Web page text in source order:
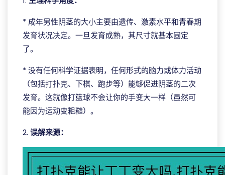
* 成年男性阴茎的大小主要由遗传、激素水平和青春期
发育状况决定。一旦发育成熟，其尺寸就基本固定
了。
* 没有任何科学证据表明，任何形式的脑力或体力活动
（包括打扑克、下棋、跑步等）能够促进阴茎的二次
发育。这就像打篮球不会让你的手变大一样（虽然可
能因为运动变粗糙）。
2. 误解来源：